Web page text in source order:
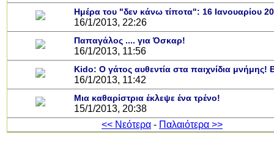
Ημέρα του "δεν κάνω τίποτα": 16 Ιανουαρίου
16/1/2013, 22:26
Παπαγάλος .... για Όσκαρ!
16/1/2013, 11:56
Kido: Ο γάτος αυθεντία στα παιχνίδια μνήμης!
16/1/2013, 11:42
Μια καθαρίστρια έκλεψε ένα τρένο!
15/1/2013, 20:38
<< Νεότερα - Παλαιότερα >>